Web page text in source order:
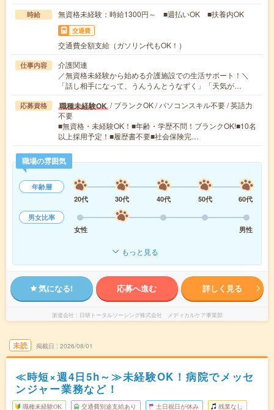
時給 無資格未経験：時給1300円～ ■週払いOK ■扶養内OK
交通費
交通費全額支給（ガソリン代もOK！）
仕事内容
介護関連
／無資格未経験から始める介護施設での生活サポート！＼
「話し相手になって、うんうんとうなずく」「天気が…
応募資格 職種未経験OK / ブランクOK / パソコンスキル不要 / 英語力
不要
■無資格・未経験OK！■年齢・学歴不問！ブランクOK!■10名
以上採用予定！■履歴書不要■社会保険完…
職場の雰囲気
年齢層
20代
30代 40代 50代
60代
男女比率
女性
男性
もっと見る
気になる! 応募へ進む 詳しく見る
派遣会社 日研トータルソーシング株式会社 メディカルケア事業部
未読 掲載日 2026/08/01
≪時短×週4日5h～≫未経験OK！病院でメッセ
ンジャー業務など！
職種未経験OK 交通費別途支給あり 土日祝日が休み 残業なし